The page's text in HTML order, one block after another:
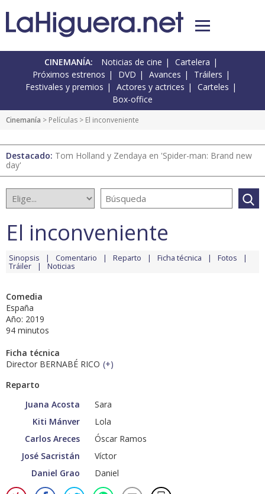
CINEMANÍA: Noticias de cine
Cartelera
Próximos estrenos
DVD Avances
Tráilers
Festivales y premios
Actores y actrices
Carteles
Box-office
Cinemanía > Películas > El inconveniente
Destacado: Tom Holland y Zendaya en 'Spider-man: Brand new
day'
El inconveniente
Sinopsis Comentario Reparto Ficha técnica Fotos
Tráiler Noticias
Comedia
España
Año: 2019
94 minutos
Ficha técnica
Director BERNABÉ RICO (+)
Reparto
Juana Acosta
Sara
Kiti Mánver
Lola
Carlos Areces
Óscar Ramos
José Sacristán
Víctor
Daniel Grao
Daniel